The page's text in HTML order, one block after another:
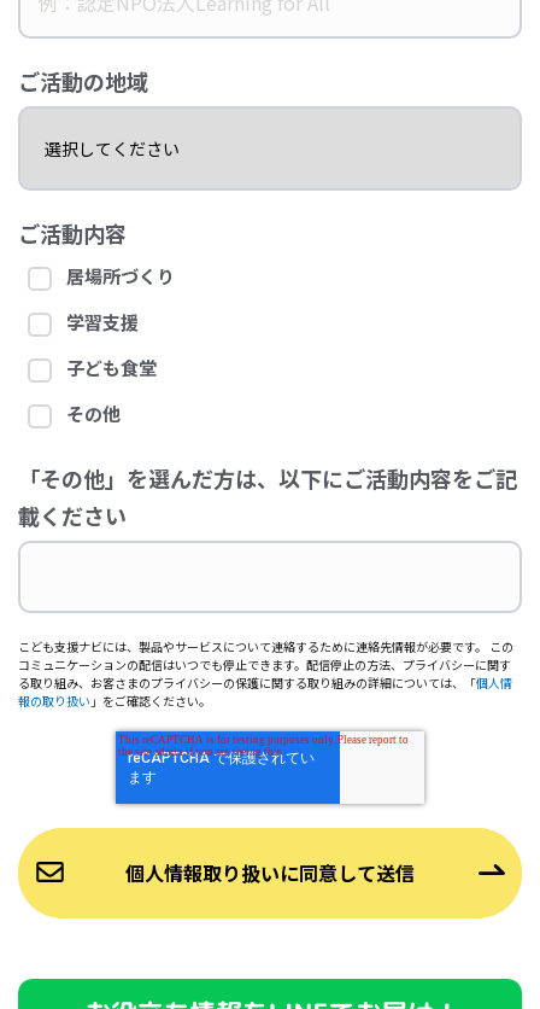
ご活動の地域
ご活動内容
居場所づくり
学習支援
子ども食堂
その他
「その他」を選んだ方は、以下にご活動内容をご記
載ください
こども支援ナビには、製品やサービスについて連絡するために連絡先情報が必要です。 この
コミュニケーションの配信はいつでも停止できます。配信停止の方法、プライバシーに関す
る取り組み、お客さまのプライバシーの保護に関する取り組みの詳細については、「個人情
報の取り扱い 」をご確認ください。